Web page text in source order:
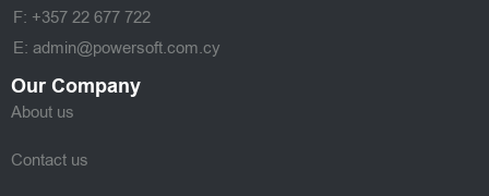
F: +357 22 677 722
E: admin@powersoft.com.cy
Our Company
About us
Contact us